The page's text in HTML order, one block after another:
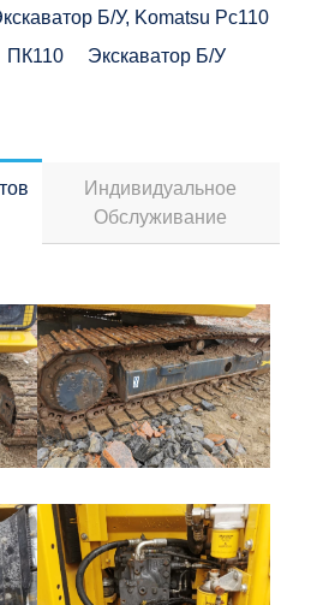
Б/у, Komatsu Pc110
ПК110
Экскаватор Б/у
Индивидуальное
Обслуживание